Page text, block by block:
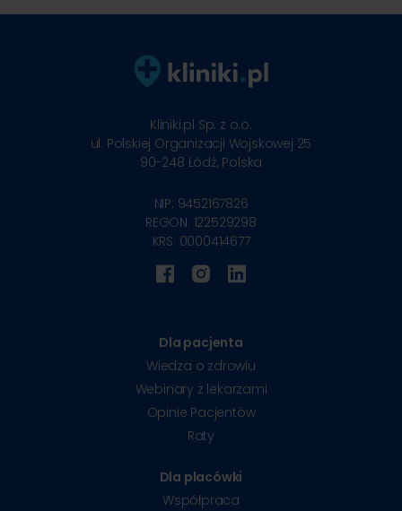
Kliniki.pl Sp. z o.o.
ul. Polskiej Organizacji Wojskowej 25
90-248 Łódź, Polska
NIP: 9452167826
REGON: 122529298
KRS: 0000414677
Dla pacjenta
Wiedza o zdrowiu
Webinary z lekarzami
Opinie Pacjentów
Raty
Dla placówki
Współpraca